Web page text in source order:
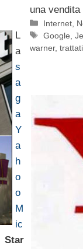
una
Categorie
Internet
Tag
Google ,
warner,
L
a
s
a
g
a
Y
a
h
o
o
M
ic
Star